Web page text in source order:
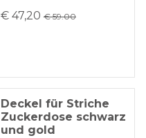
€ 47,20 € 59.00
Deckel für Striche
Zuckerdose schwarz
und gold